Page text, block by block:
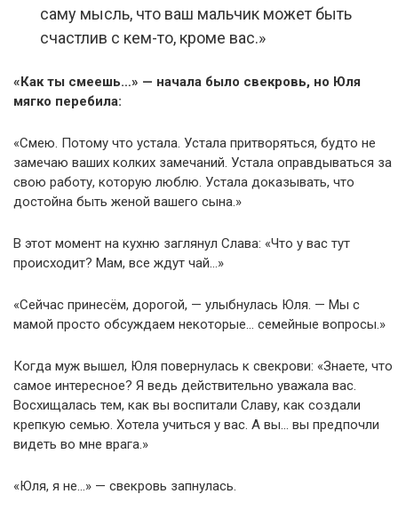
саму мысль, что ваш мальчик может быть
счастлив с кем-то, кроме вас.»
«Как ты смеешь…» — начала было свекровь, но Юля
мягко перебила:
«Смею. Потому что устала. Устала притворяться, будто не
замечаю ваших колких замечаний. Устала оправдываться за
свою работу, которую люблю. Устала доказывать, что
достойна быть женой вашего сына.»
В этот момент на кухню заглянул Слава: «Что у вас тут
происходит? Мам, все ждут чай…»
«Сейчас принесём, дорогой, — улыбнулась Юля. — Мы с
мамой просто обсуждаем некоторые… семейные вопросы.»
Когда муж вышел, Юля повернулась к свекрови: «Знаете, что
самое интересное? Я ведь действительно уважала вас.
Восхищалась тем, как вы воспитали Славу, как создали
крепкую семью. Хотела учиться у вас. А вы… вы предпочли
видеть во мне врага.»
«Юля, я не…» — свекровь запнулась.